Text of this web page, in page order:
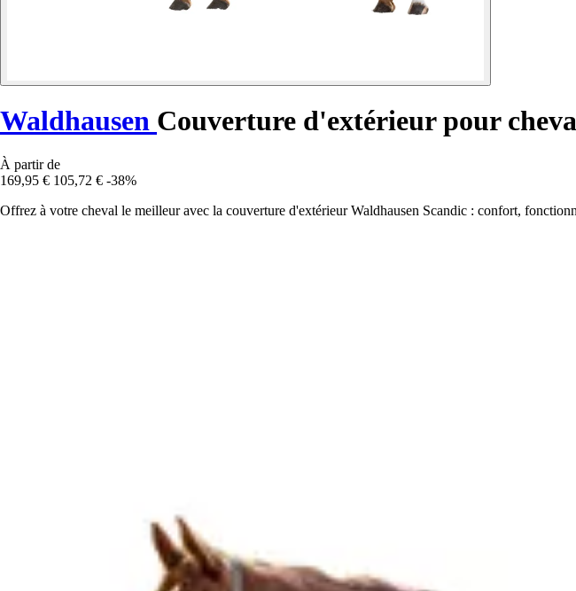
Waldhausen Couverture d'extérieur pour
À partir de
169,95 € 105,72 € -38%
Offrez à votre cheval le meilleur avec la couverture d'extérieur Waldhausen Scandic : confort,